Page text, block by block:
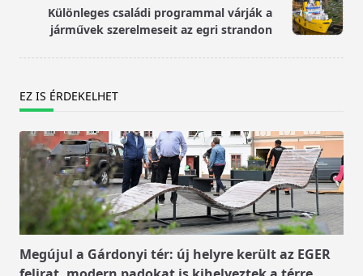
reader-
text">Page</span>
Különleges családi programmal várják a
járművek szerelmeseit az egri strandon
EZ IS ÉRDEKELHET
Megújul a Gárdonyi tér: új helyre került az EGER